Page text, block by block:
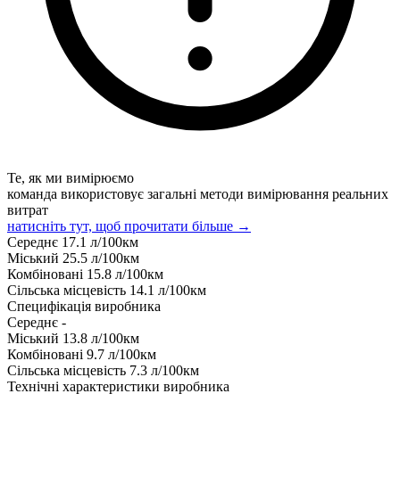
Те, як ми вимірюємо
команда використовує загальні методи вимірювання реальних
витрат
натисніть тут, щоб прочитати більше →
Середнє 17.1 л/100км
Міський 25.5 л/100км
Комбіновані 15.8 л/100км
Сільська місцевість 14.1 л/100км
Специфікація виробника
Середнє -
Міський 13.8 л/100км
Комбіновані 9.7 л/100км
Сільська місцевість 7.3 л/100км
Технічні характеристики виробника